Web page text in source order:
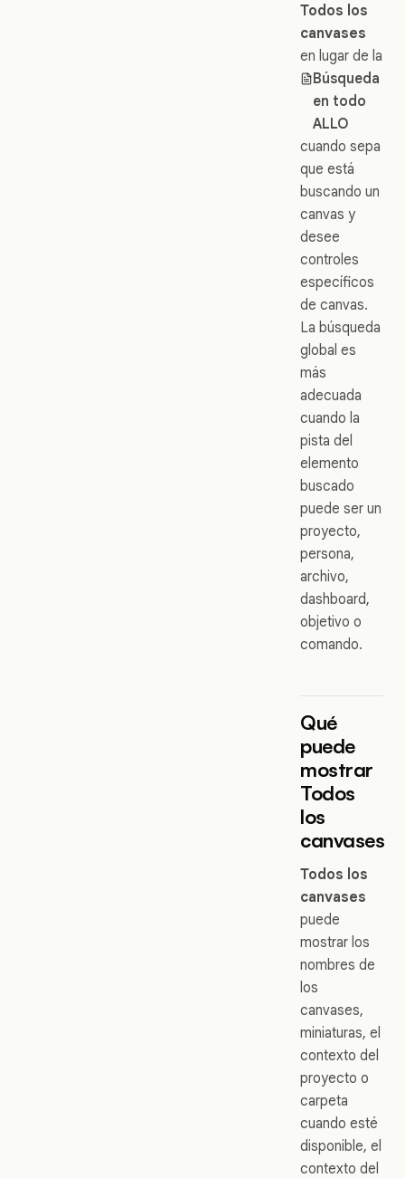
Todos los
canvases
en lugar de la
Búsqueda
en todo
ALLO
cuando sepa
que está
buscando un
canvas y
desee
controles
específicos
de canvas.
La búsqueda
global es
más
adecuada
cuando la
pista del
elemento
buscado
puede ser un
proyecto,
persona,
archivo,
dashboard,
objetivo o
comando.
Qué
puede
mostrar
Todos
los
canvases
Todos los
canvases
puede
mostrar los
nombres de
los
canvases,
miniaturas, el
contexto del
proyecto o
carpeta
cuando esté
disponible, el
contexto del